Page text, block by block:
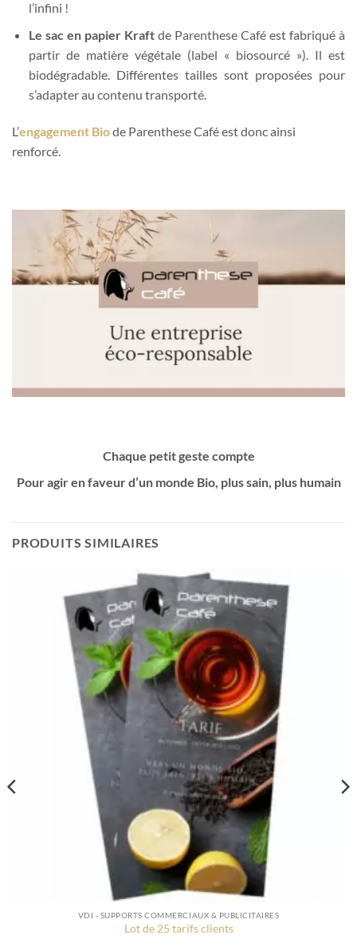
l’infini !
Le sac en papier Kraftde Parenthese Café est fabriqué à
partir de matière végétale (label « biosourcé »). Il est
biodégradable. Différentes tailles sont proposées pour
s’adapter au contenu transporté.
L’engagement Biode Parenthese Café est donc ainsi
renforcé.
Chaque petit geste compte
Pour agir en faveur d’un monde Bio, plus sain, plus humain
PRODUITS SIMILAIRES
VDI - SUPPORTS COMMERCIAUX & PUBLICITAIRES
Lot de 25 tarifs clients